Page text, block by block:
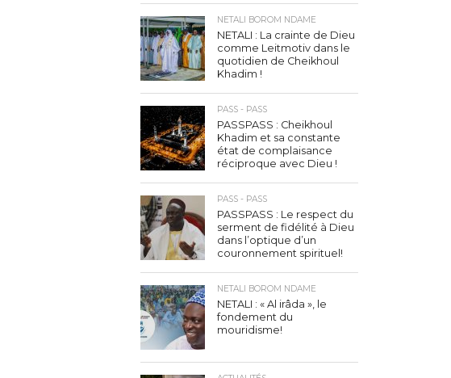
NETALI BOROM NDAME
NETALI : La crainte de Dieu
comme Leitmotiv dans le
quotidien de Cheikhoul
Khadim !
PASS - PASS
PASSPASS : Cheikhoul
Khadim et sa constante
état de complaisance
réciproque avec Dieu !
PASS - PASS
PASSPASS : Le respect du
serment de fidélité à Dieu
dans l’optique d’un
couronnement spirituel!
NETALI BOROM NDAME
NETALI : « Al irâda », le
fondement du
mouridisme!